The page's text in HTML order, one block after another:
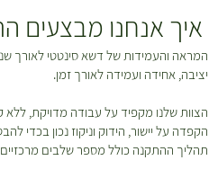
איך אנחנו מבצעים
המראה והעמידות של דשא סינטטי לאורך
יציבה, אחידה ועמידה לאורך זמן.
הצוות שלנו מקפיד על עבודה מדויקת,
הקפדה על יישור, הידוק וניקוז נכון בכדי
תהליך ההתקנה כולל מספר שלבים